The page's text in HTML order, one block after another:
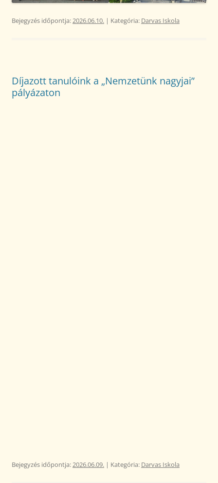
Bejegyzés időpontja:2026.06.10. | Kategória: Darvas Iskola
Díjazott tanulóink a „Nemzetünk nagyjai”
pályázaton
Bejegyzés időpontja:2026.06.09. | Kategória: Darvas Iskola